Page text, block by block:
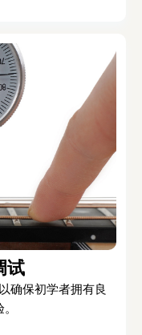
试
确保初学者拥有良